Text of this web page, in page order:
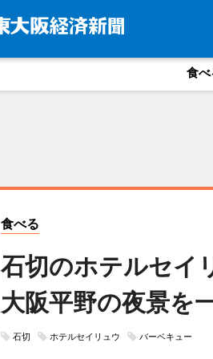
食べ
食べる
石切のホテルセイ
大阪平野の夜景を
石切 ホテルセイリュウ バーベキュー